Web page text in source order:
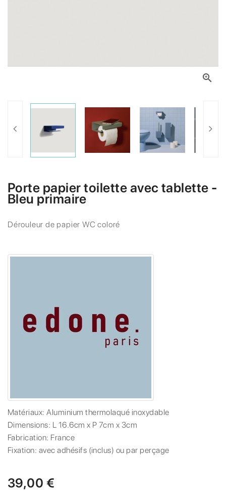

Porte papier toilette avec tablette -
Bleu primaire
Dérouleur de papier WC coloré
Matériaux:Aluminium thermolaqué inoxydable
Dimensions: L 16.6cm x P 7cm x 3cm
Fabrication: France
Fixation: avec adhésifs (inclus) ou par perçage
39,00 €